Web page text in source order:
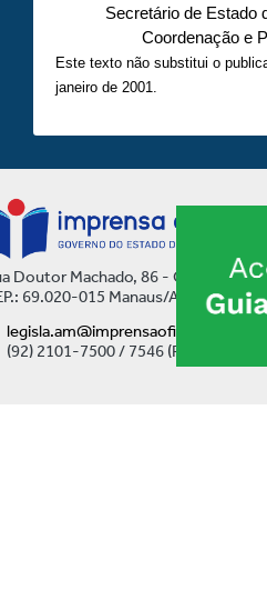
Secretário de Estado
Coordenação e
Este texto não substitui o
janeiro de 2001.
Doutor Machado, 86 - Centro
69.020-015 Manaus/AM
legisla.am@imprensaoficial.am.gov.br
(92) 2101-7500 / 7546 (Ramal)